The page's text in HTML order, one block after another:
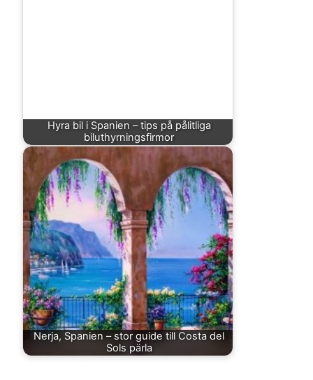
Hyra bil i Spanien – tips på pålitliga
biluthyrningsfirmor
Nerja, Spanien – stor guide till Costa del
Sols pärla